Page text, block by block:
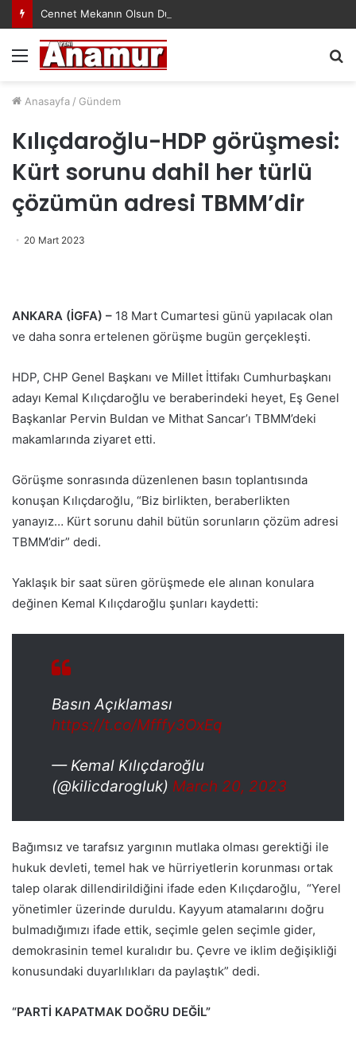
Cennet Mekanın Olsun Duygu Öksüz Canova
Menü
Anasayfa / Gündem
Kılıçdaroğlu-HDP görüşmesi:
Kürt sorunu dahil her türlü
çözümün adresi TBMM’dir
20 Mart 2023
ANKARA (İGFA) – 18 Mart Cumartesi günü yapılacak olan
ve daha sonra ertelenen görüşme bugün gerçekleşti.
HDP, CHP Genel Başkanı ve Millet İttifakı Cumhurbaşkanı
adayı Kemal Kılıçdaroğlu ve beraberindeki heyet, Eş Genel
Başkanlar Pervin Buldan ve Mithat Sancar’ı TBMM’deki
makamlarında ziyaret etti.
Görüşme sonrasında düzenlenen basın toplantısında
konuşan Kılıçdaroğlu, “Biz birlikten, beraberlikten
yanayız… Kürt sorunu dahil bütün sorunların çözüm adresi
TBMM’dir” dedi.
Yaklaşık bir saat süren görüşmede ele alınan konulara
değinen Kemal Kılıçdaroğlu şunları kaydetti:
Basın Açıklaması
https://t.co/Mfffy3OxEq
— Kemal Kılıçdaroğlu
(@kilicdarogluk) March 20, 2023
Bağımsız ve tarafsız yargının mutlaka olması gerektiği ile
hukuk devleti, temel hak ve hürriyetlerin korunması ortak
talep olarak dillendirildiğini ifade eden Kılıçdaroğlu, “Yerel
yönetimler üzerinde duruldu. Kayyum atamalarını doğru
bulmadığımızı ifade ettik, seçimle gelen seçimle gider,
demokrasinin temel kuralıdır bu. Çevre ve iklim değişikliği
konusundaki duyarlılıkları da paylaştık” dedi.
“PARTİ KAPATMAK DOĞRU DEĞİL”